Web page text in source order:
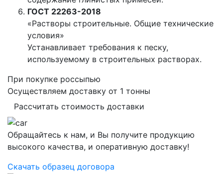
ГОСТ 22263-2018
«Растворы строительные. Общие технические
условия»
Устанавливает требования к песку,
используемому в строительных растворах.
При покупке россыпью
Осуществляем доставку от 1 тонны
Рассчитать стоимость доставки
Обращайтесь к нам, и Вы получите продукцию
высокого качества, и оперативную доставку!
Скачать образец договора